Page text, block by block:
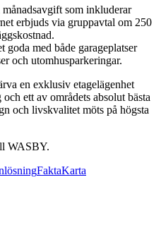
som inkluderar
erbjuds via gruppavtal om 250
goda med både garageplatser
och utomhusparkeringar.
en exklusiv etagelägenhet
ett av områdets absolut bästa
och livskvalitet möts på högsta
WASBY.
FaktaKarta